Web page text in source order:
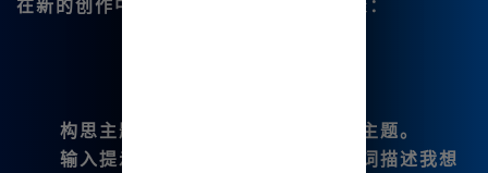
在新的创作中，以下是我通常遵循的步骤：
构思主题：
想出一个我想要表达的主题。
输入提示词：
使用简洁明了的提示词描述我想